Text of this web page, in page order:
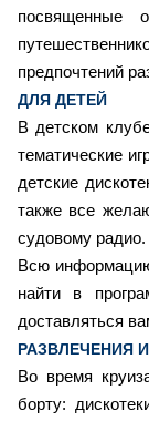
посвященные
предпочтений
ДЛЯ ДЕТЕЙ
В детском
тематические
детские
также все
судовому радио.
Всю
найти в
доставляться
РАЗВЛЕЧЕНИЯ
Во время
борту: